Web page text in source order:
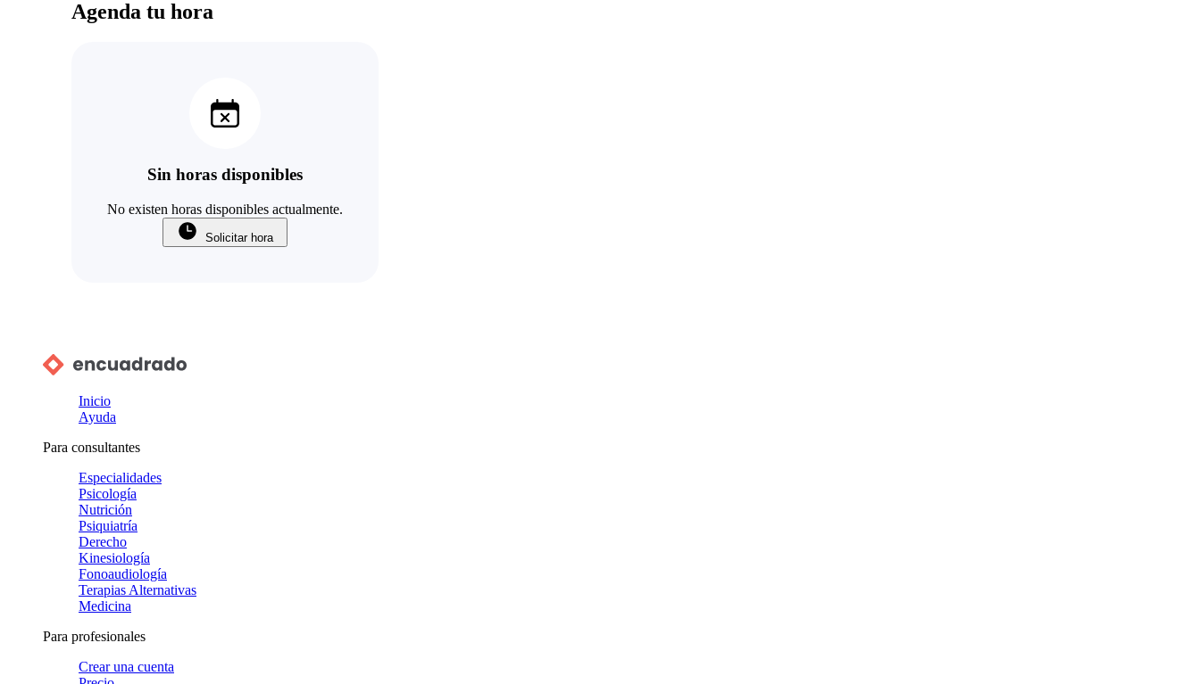
Agenda tu hora
Sin horas disponibles
No existen horas disponibles actualmente.
Solicitar hora
Inicio
Ayuda
Para consultantes
Especialidades
Psicología
Nutrición
Psiquiatría
Derecho
Kinesiología
Fonoaudiología
Terapias Alternativas
Medicina
Para profesionales
Crear una cuenta